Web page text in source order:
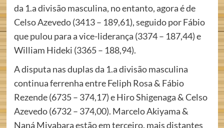
da 1.a divisão masculina, no entanto, agora é de
Celso Azevedo (3413 – 189,61), seguido por Fábio
que pulou para a vice-liderança (3374 – 187,44) e
William Hideki (3365 – 188,94).
A disputa nas duplas da 1.a divisão masculina
continua ferrenha entre Feliph Rosa & Fábio
Rezende (6735 – 374,17) e Hiro Shigenaga & Celso
Azevedo (6732 – 374,00). Marcelo Akiyama &
Naná Miyabara estão em terceiro, mais distantes